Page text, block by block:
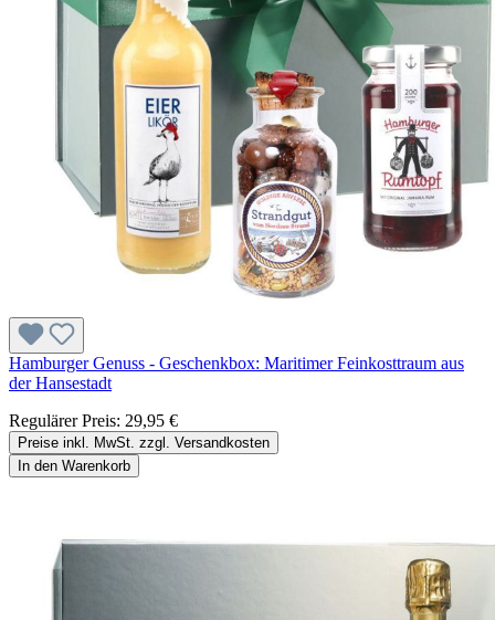
Hamburger Genuss - Geschenkbox: Maritimer Feinkosttraum aus
der Hansestadt
Regulärer Preis: 29,95 €
Preise inkl. MwSt. zzgl. Versandkosten
In den Warenkorb